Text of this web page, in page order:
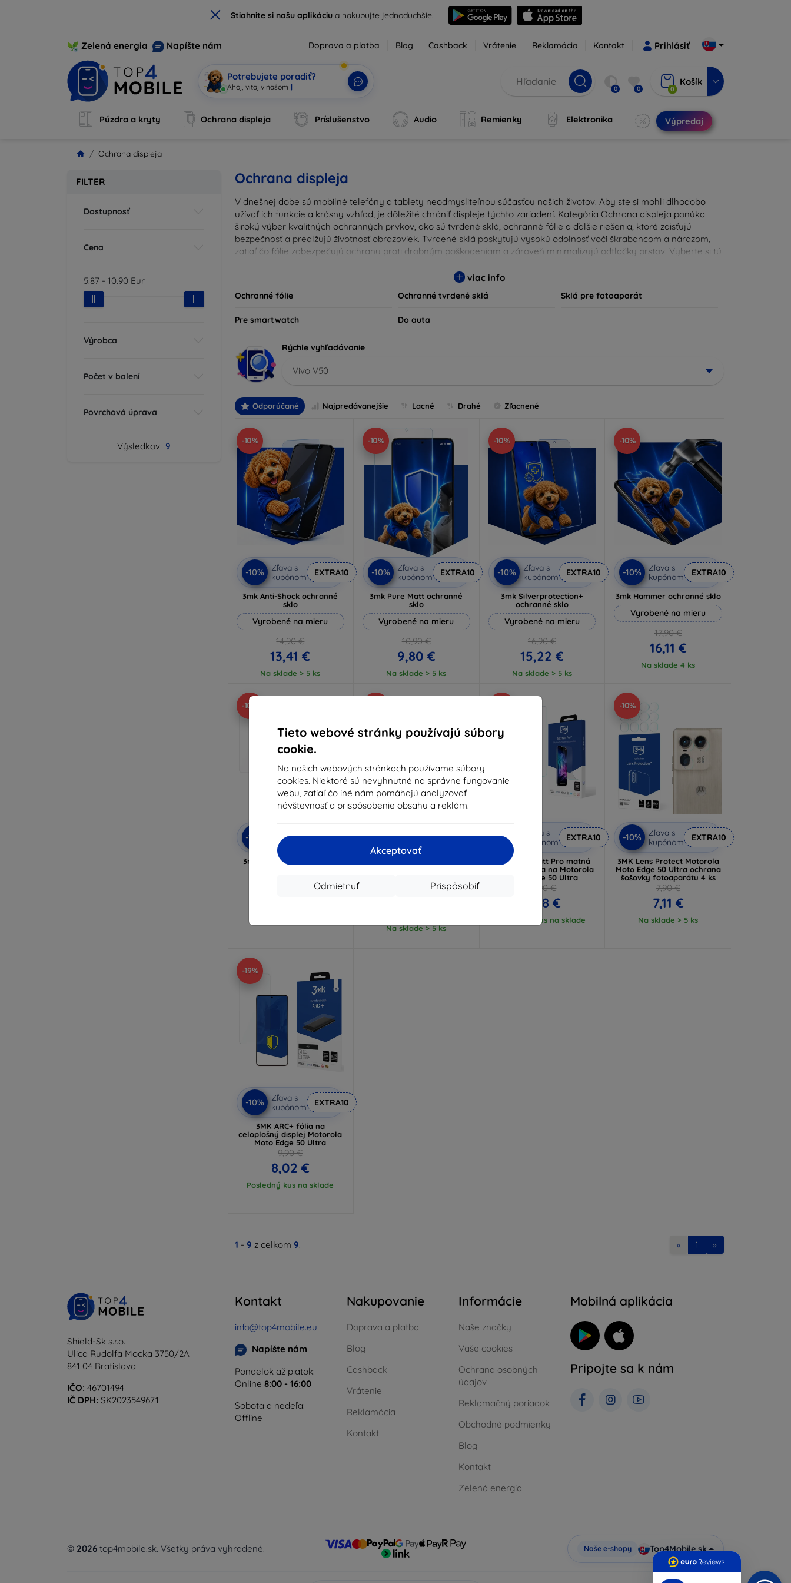
× Stiahnite si našu aplikáciua nakupujte jednoduchšie.
Tieto webové stránky používajú súbory
cookie.
Na našich webových stránkach používame súbory
cookies. Niektoré sú nevyhnutné na správne fungovanie
webu, zatiaľ čo iné nám pomáhajú analyzovať
návštevnosť a prispôsobenie obsahu a reklám.
Akceptovať
Prispôsobiť
Odmietnuť
Zelená energia Napíšte nám Doprava a platba Blog Cashback Vrátenie Reklamácia Kontakt Prihlásiť
Potrebujete poradiť?
Som M| 0 0 0
Košík
Púzdra a kryty Ochrana displeja Príslušenstvo Audio Remienky Elektronika Výpredaj
Ochrana displeja
FILTER
Dostupnosť
Cena
5.87 - 10.90 Eur
Výrobca
Počet v balení
Povrchová úprava
Výsledkov 9
Ochrana displeja
V dnešnej dobe sú mobilné telefóny a tablety neodmysliteľnou súčasťou našich životov. Aby ste si mohli dlhodobo
užívať ich funkcie a krásny vzhľad, je dôležité chrániť displeje týchto zariadení. Kategória Ochrana displeja ponúka
široký výber kvalitných ochranných prvkov, ako sú tvrdené sklá, ochranné fólie a ďalšie riešenia, ktoré zaisťujú
bezpečnosť a predlžujú životnosť obrazoviek. Tvrdené sklá poskytujú vysokú odolnosť voči škrabancom a nárazom,
zatiaľ čo fólie zabezpečujú ochranu proti drobným poškodeniam a zároveň minimalizujú odtlačky prstov. Vyberte si tú
produkty kompatibilné s rôznymi značkami a modelmi, čím zaručujeme, že každý zákazník nájde ideálnu ochranu pre
viac info
Ochranné fólie Ochranné tvrdené sklá Sklá pre fotoaparát
Pre smartwatch Do auta
Rýchle vyhľadávanie
Vivo V50
Odporúčané Najpredávanejšie Lacné Drahé Zľacnené
-10%
-10%
Zľava s
kupónom
EXTRA10
3mk Anti-Shock ochranné
sklo
Vyrobené na mieru
14,90 €
13,41 €
Na sklade > 5 ks
-10%
-10%
Zľava s
kupónom
EXTRA10
3mk Pure Matt ochranné
sklo
Vyrobené na mieru
10,90 €
9,80 €
Na sklade > 5 ks
-10%
-10%
Zľava s
kupónom
EXTRA10
3mk Silverprotection+
ochranné sklo
Vyrobené na mieru
16,90 €
15,22 €
Na sklade > 5 ks
-10%
-10%
Zľava s
kupónom
EXTRA10
3mk Hammer ochranné sklo
Vyrobené na mieru
17,90 €
16,11 €
Na sklade 4 ks
-10%
-10%
kupónom
EXTRA10
3mk ARC+ ochranná fólia
-10% EXTRA10
Ultra, mokrá montáž
Na sklade > 5 ks
-10%
Zľava s
kupónom
EXTRA10
3MK Silky Matt Pro matná
ochranná fólia na Motorola
Moto Edge 50 Ultra
10,90 €
5,28 €
Posledný kus na sklade
-10%
-10%
Zľava s
kupónom
EXTRA10
3MK Lens Protect Motorola
Moto Edge 50 Ultra ochrana
šošovky fotoaparátu 4 ks
7,90 €
7,11 €
Na sklade > 5 ks
-19%
-10%
Zľava s
kupónom
EXTRA10
3MK ARC+ fólia na
celoplošný displej Motorola
Moto Edge 50 Ultra
9,90 €
8,02 €
Posledný kus na sklade
1 - 9 z celkom 9. « 1 »
Shield-Sk s.r.o.
Ulica Rudolfa Mocka 3750/2A
841 04 Bratislava
IČO: 46701494
IČ DPH: SK2023549671
Kontakt
info@top4mobile.eu
Napíšte nám
Pondelok až piatok:
Online 8:00 - 16:00
Sobota a nedeľa:
Offline
Nakupovanie
Doprava a platba
Blog
Cashback
Vrátenie
Reklamácia
Kontakt
Informácie
Naše značky
Vaše cookies
Ochrana osobných
údajov
Reklamačný poriadok
Obchodné podmienky
Blog
Kontakt
Zelená energia
Mobilná aplikácia
Pripojte sa k nám
© 2026 top4mobile.sk. Všetky práva vyhradené. Naše e-shopy Top4Mobile.sk